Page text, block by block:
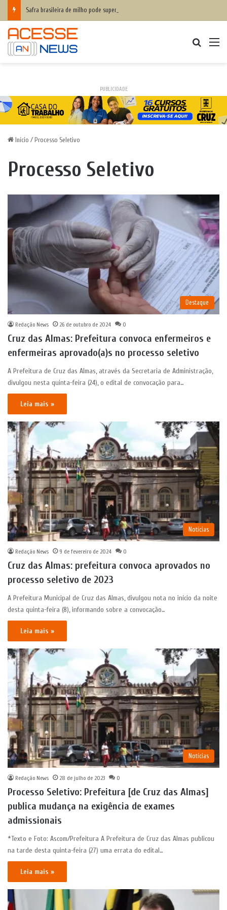
Safra brasileira de milho pode superar 140 milhões de toneladas
PUBLICIDADE
Início / Processo Seletivo
Processo Seletivo
Destaque
Redação News 26 de outubro de 2024 0
Cruz das Almas: Prefeitura convoca enfermeiros e
enfermeiras aprovado(a)s no processo seletivo
A Prefeitura de Cruz das Almas, através da Secretaria de Administração,
divulgou nesta quinta-feira (24), o edital de convocação para…
Leia mais »
Notícias
Redação News 9 de fevereiro de 2024 0
Cruz das Almas: prefeitura convoca aprovados no
processo seletivo de 2023
A Prefeitura Municipal de Cruz das Almas, divulgou nota no início da noite
desta quinta-feira (8), informando sobre a convocação…
Leia mais »
Notícias
Redação News 28 de julho de 2023 0
Processo Seletivo: Prefeitura [de Cruz das Almas]
publica mudança na exigência de exames
admissionais
*Texto e Foto: Ascom/Prefeitura A Prefeitura de Cruz das Almas publicou
na tarde desta quinta-feira (27) uma errata do edital…
Leia mais »